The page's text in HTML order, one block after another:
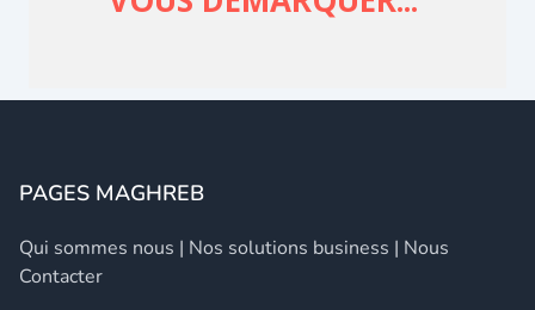
PAGES MAGHREB
Qui sommes nous | Nos solutions business | Nous
Contacter